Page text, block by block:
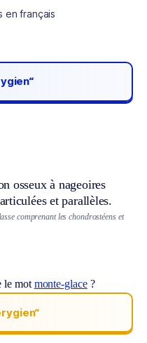
en français
osseux à nageoires
et parallèles.
comprenant les chondrostéens et
le mot monte-glace?